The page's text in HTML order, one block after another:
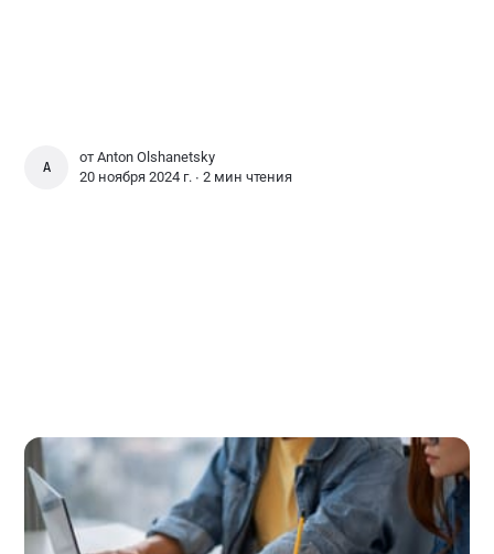
ANTON OLSHANETSKY
отAnton Olshanetsky
20 ноября 2024 г. ∙2 мин чтения